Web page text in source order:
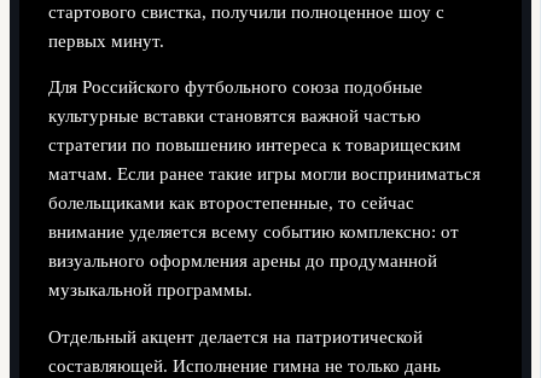
стартового свистка, получили полноценное шоу с
первых минут.
Для Российского футбольного союза подобные
культурные вставки становятся важной частью
стратегии по повышению интереса к товарищеским
матчам. Если ранее такие игры могли восприниматься
болельщиками как второстепенные, то сейчас
внимание уделяется всему событию комплексно: от
визуального оформления арены до продуманной
музыкальной программы.
Отдельный акцент делается на патриотической
составляющей. Исполнение гимна не только дань